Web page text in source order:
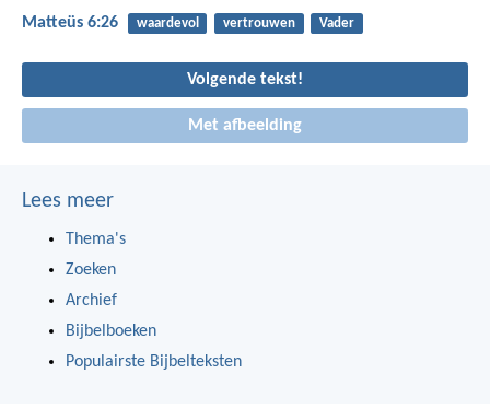
Matteüs 6:26 waardevol vertrouwen Vader
Volgende tekst!
Met afbeelding
Lees meer
Thema's
Zoeken
Archief
Bijbelboeken
Populairste Bijbelteksten